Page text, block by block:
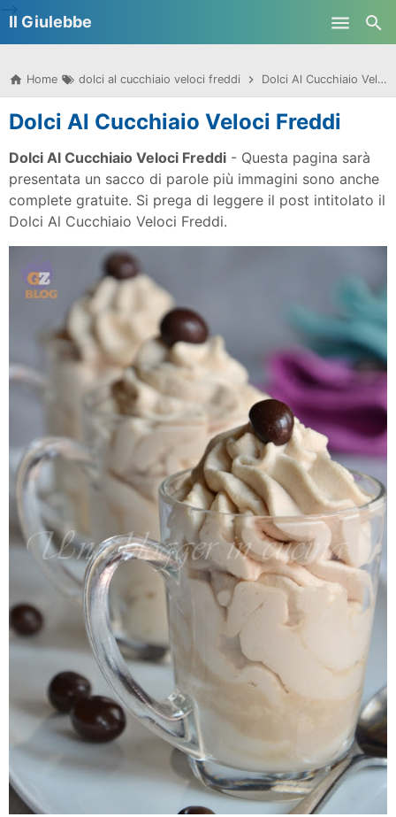
Il Giulebbe
Home dolci al cucchiaio veloci freddi Dolci Al Cucchiaio Veloci Freddi
Dolci Al Cucchiaio Veloci Freddi
Dolci Al Cucchiaio Veloci Freddi - Questa pagina sarà
presentata un sacco di parole più immagini sono anche
complete gratuite. Si prega di leggere il post intitolato il
Dolci Al Cucchiaio Veloci Freddi.